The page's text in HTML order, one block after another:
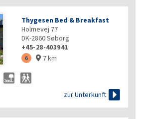
Thygesen Bed & Breakfast
Holmevej 77
DK-2860Søborg
+45-28-403941
6  7 km
zur Unterkunft 